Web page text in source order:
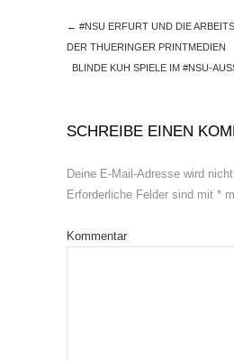
← #NSU ERFURT UND DIE
DER THUERINGER PRINTMEDIEN
BLINDE KUH SPIELE IM #NSU-
SCHREIBE EINEN
Deine E-Mail-Adresse wird
Erforderliche Felder sind mit *
Kommentar